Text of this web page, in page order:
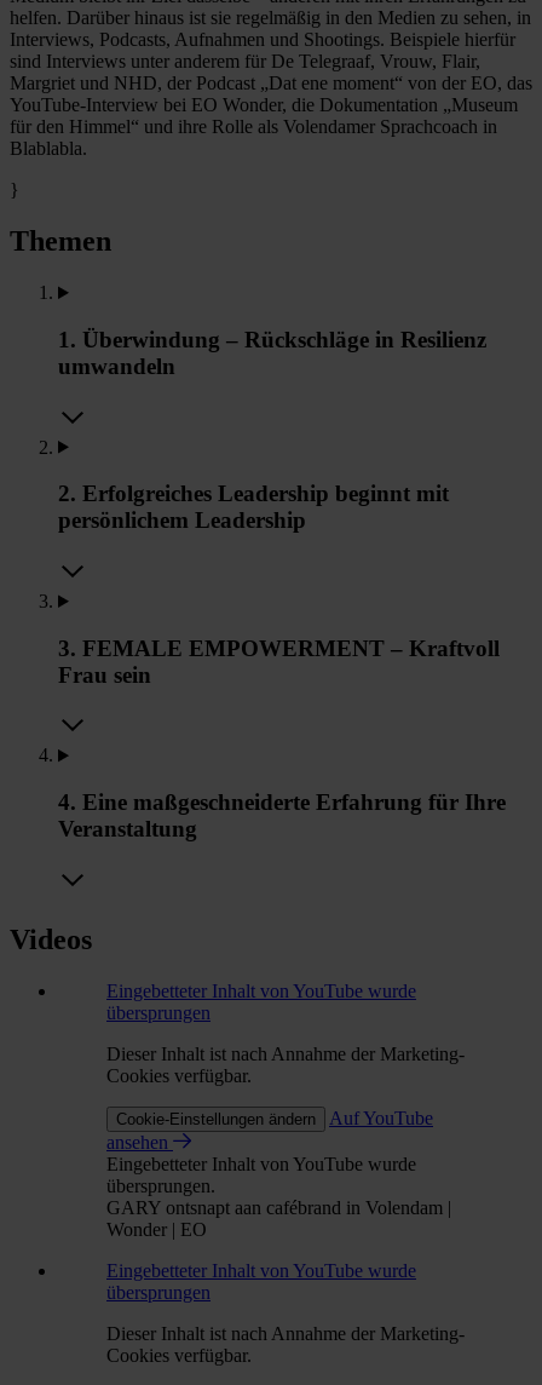
helfen. Darüber hinaus ist sie regelmäßig in den Medien zu sehen, in
Interviews, Podcasts, Aufnahmen und Shootings. Beispiele hierfür
sind Interviews unter anderem für De Telegraaf, Vrouw, Flair,
Margriet und NHD, der Podcast „Dat ene moment“ von der EO, das
YouTube-Interview bei EO Wonder, die Dokumentation „Museum
für den Himmel“ und ihre Rolle als Volendamer Sprachcoach in
Blablabla.
}
Themen
1. Überwindung – Rückschläge in Resilienz
umwandeln
2. Erfolgreiches Leadership beginnt mit
persönlichem Leadership
3. FEMALE EMPOWERMENT – Kraftvoll
Frau sein
4. Eine maßgeschneiderte Erfahrung für Ihre
Veranstaltung
Videos
Eingebetteter Inhalt von YouTube wurde
übersprungen
Dieser Inhalt ist nach Annahme der Marketing-
Cookies verfügbar.
Cookie-Einstellungen ändern
Auf YouTube
ansehen
Eingebetteter Inhalt von YouTube wurde
übersprungen.
GARY ontsnapt aan cafébrand in Volendam |
Wonder | EO
Eingebetteter Inhalt von YouTube wurde
übersprungen
Dieser Inhalt ist nach Annahme der Marketing-
Cookies verfügbar.